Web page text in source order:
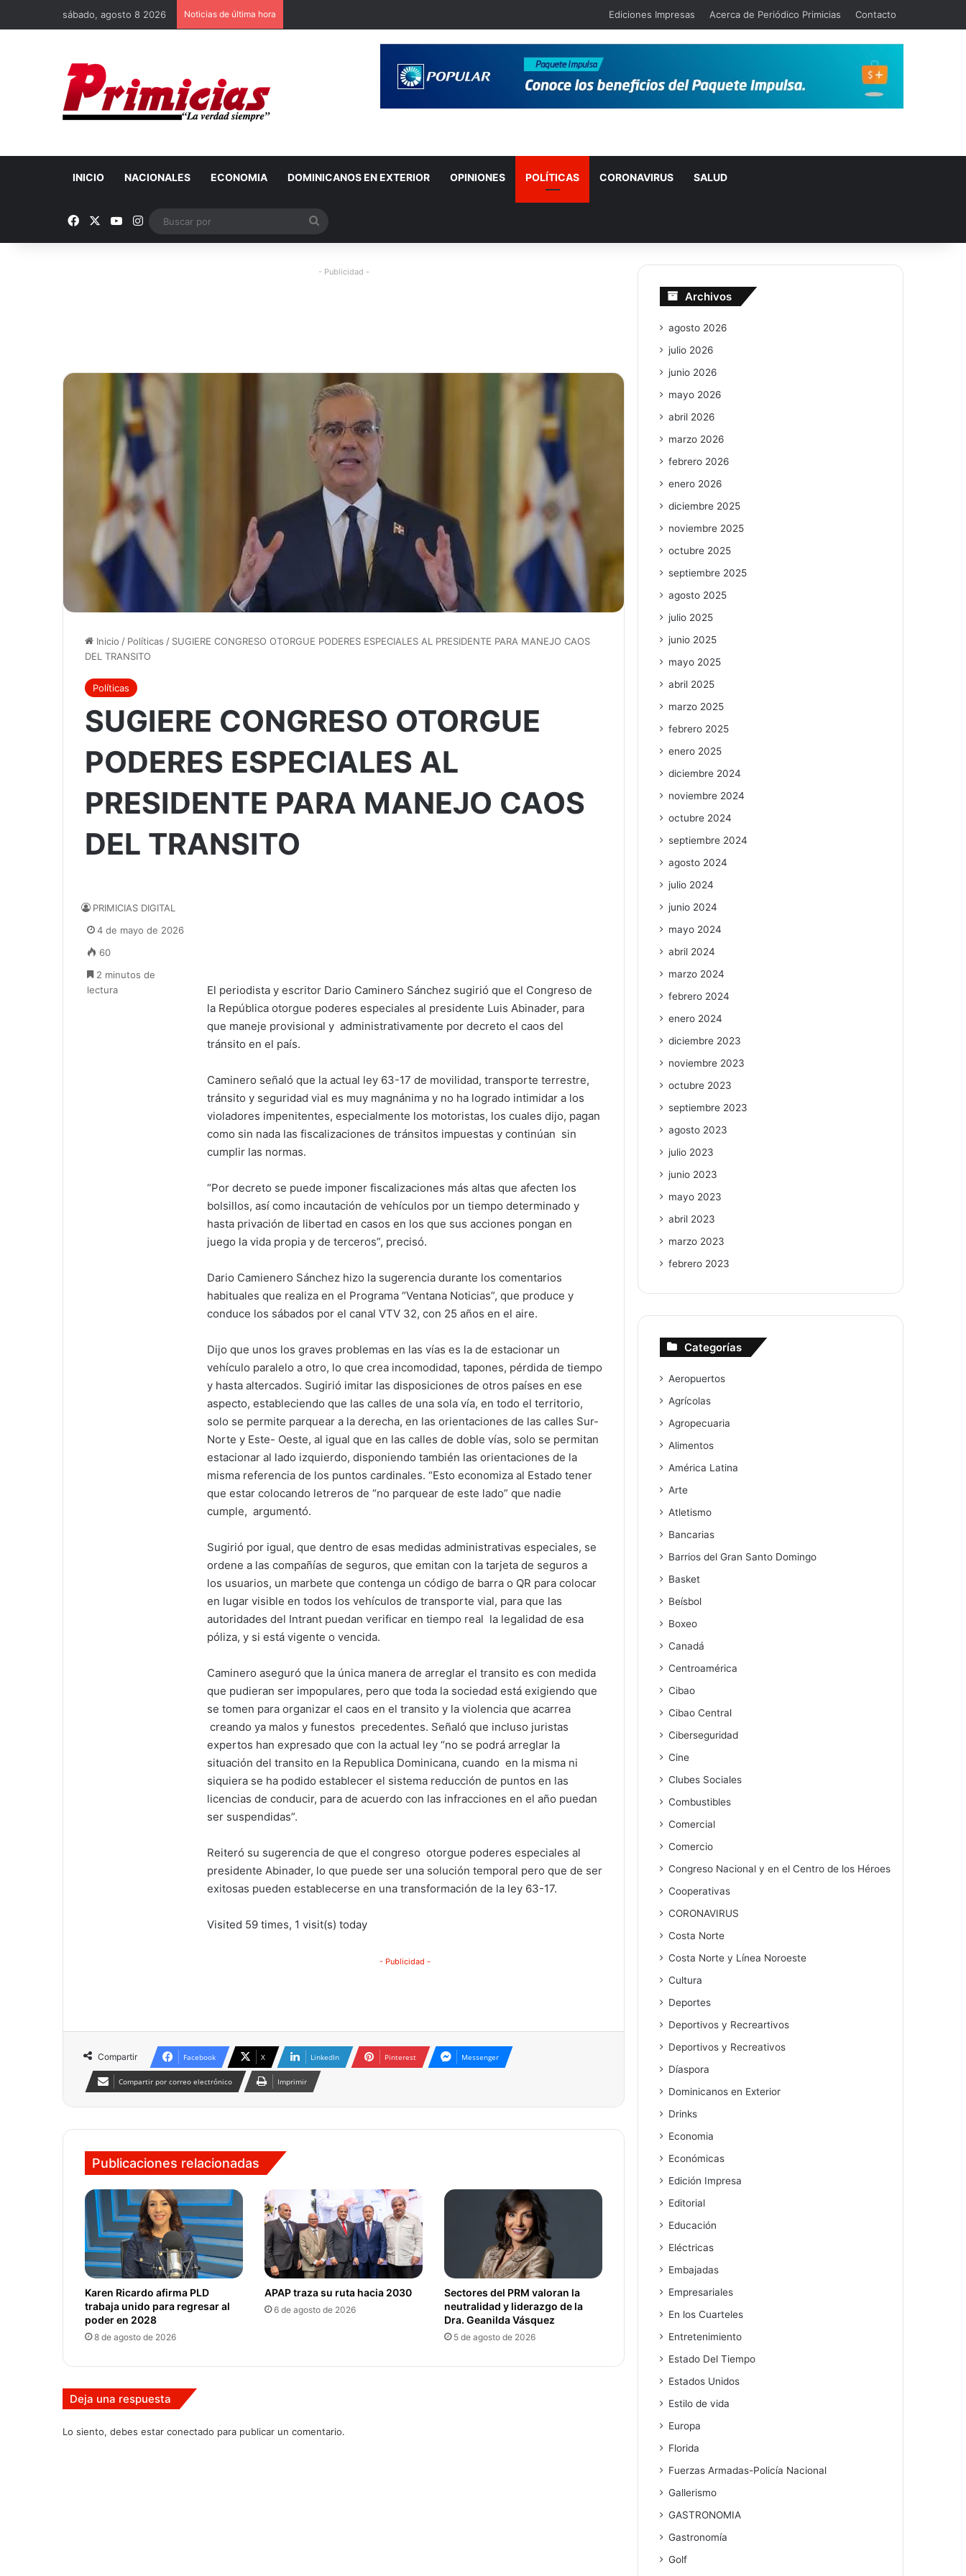
sábado, agosto 8 2026 Noticias de última hora Ediciones Impresas Acerca de Periódico Primicias Contacto
INICIO NACIONALES ECONOMIA DOMINICANOS EN EXTERIOR OPINIONES POLÍTICAS CORONAVIRUS SALUD
FacebookYouTube
Instagram
por
- Publicidad -
Inicio / Políticas / SUGIERE CONGRESO OTORGUE PODERES ESPECIALES AL PRESIDENTE PARA MANEJO CAOS
DEL TRANSITO
Políticas
SUGIERE CONGRESO OTORGUE
PODERES ESPECIALES AL
PRESIDENTE PARA MANEJO CAOS
DEL TRANSITO
El periodista y escritor Dario Caminero Sánchez sugirió que el Congreso de
la República otorgue poderes especiales al presidente Luis Abinader, para
que maneje provisional y administrativamente por decreto el caos del
tránsito en el país.
Caminero señaló que la actual ley 63-17 de movilidad, transporte terrestre,
tránsito y seguridad vial es muy magnánima y no ha logrado intimidar a los
violadores impenitentes, especialmente los motoristas, los cuales dijo, pagan
como sin nada las fiscalizaciones de tránsitos impuestas y continúan sin
cumplir las normas.
“Por decreto se puede imponer fiscalizaciones más altas que afecten los
bolsillos, así como incautación de vehículos por un tiempo determinado y
hasta privación de libertad en casos en los que sus acciones pongan en
juego la vida propia y de terceros”, precisó.
Dario Camienero Sánchez hizo la sugerencia durante los comentarios
habituales que realiza en el Programa “Ventana Noticias”, que produce y
conduce los sábados por el canal VTV 32, con 25 años en el aire.
Dijo que unos los graves problemas en las vías es la de estacionar un
vehículo paralelo a otro, lo que crea incomodidad, tapones, pérdida de tiempo
y hasta altercados. Sugirió imitar las disposiciones de otros países en ese
aspecto, estableciendo que las calles de una sola vía, en todo el territorio,
solo se permite parquear a la derecha, en las orientaciones de las calles Sur-
Norte y Este- Oeste, al igual que en las calles de doble vías, solo se permitan
estacionar al lado izquierdo, disponiendo también las orientaciones de la
misma referencia de los puntos cardinales. “Esto economiza al Estado tener
que estar colocando letreros de “no parquear de este lado” que nadie
cumple, argumentó.
Sugirió por igual, que dentro de esas medidas administrativas especiales, se
ordene a las compañías de seguros, que emitan con la tarjeta de seguros a
los usuarios, un marbete que contenga un código de barra o QR para colocar
en lugar visible en todos los vehículos de transporte vial, para que las
autoridades del Intrant puedan verificar en tiempo real la legalidad de esa
póliza, y si está vigente o vencida.
Caminero aseguró que la única manera de arreglar el transito es con medida
que pudieran ser impopulares, pero que toda la sociedad está exigiendo que
se tomen para organizar el caos en el transito y la violencia que acarrea
creando ya malos y funestos precedentes. Señaló que incluso juristas
expertos han expresado que con la actual ley “no se podrá arreglar la
situación del transito en la Republica Dominicana, cuando en la misma ni
siquiera se ha podido establecer el sistema reducción de puntos en las
licencias de conducir, para de acuerdo con las infracciones en el año puedan
ser suspendidas”.
Reiteró su sugerencia de que el congreso otorgue poderes especiales al
presidente Abinader, lo que puede ser una solución temporal pero que de ser
exitosas pueden establecerse en una transformación de la ley 63-17.
Visited 59 times, 1 visit(s) today
- Publicidad -
PRIMICIAS DIGITAL
4 de mayo de 2026
60
2 minutos de
lectura
Compartir Facebook X LinkedIn Pinterest Messenger
Compartir por correo electrónico Imprimir
Publicaciones relacionadas
Karen Ricardo afirma PLD
trabaja unido para regresar al
poder en 2028
8 de agosto de 2026
APAP traza su ruta hacia 2030
6 de agosto de 2026
Sectores del PRM valoran la
neutralidad y liderazgo de la
Dra. Geanilda Vásquez
5 de agosto de 2026
Deja una respuesta
Lo siento, debes estar conectado para publicar un comentario.
Archivos
agosto 2026
julio 2026
junio 2026
mayo 2026
abril 2026
marzo 2026
febrero 2026
enero 2026
diciembre 2025
noviembre 2025
octubre 2025
septiembre 2025
agosto 2025
julio 2025
junio 2025
mayo 2025
abril 2025
marzo 2025
febrero 2025
enero 2025
diciembre 2024
noviembre 2024
octubre 2024
septiembre 2024
agosto 2024
julio 2024
junio 2024
mayo 2024
abril 2024
marzo 2024
febrero 2024
enero 2024
diciembre 2023
noviembre 2023
octubre 2023
septiembre 2023
agosto 2023
julio 2023
junio 2023
mayo 2023
abril 2023
marzo 2023
febrero 2023
Categorías
Aeropuertos
Agrícolas
Agropecuaria
Alimentos
América Latina
Arte
Atletismo
Bancarias
Barrios del Gran Santo Domingo
Basket
Beísbol
Boxeo
Canadá
Centroamérica
Cibao
Cibao Central
Ciberseguridad
Cine
Clubes Sociales
Combustibles
Comercial
Comercio
Congreso Nacional y en el Centro de los Héroes
Cooperativas
CORONAVIRUS
Costa Norte
Costa Norte y Línea Noroeste
Cultura
Deportes
Deportivos y Recreartivos
Deportivos y Recreativos
Díaspora
Dominicanos en Exterior
Drinks
Economia
Económicas
Edición Impresa
Editorial
Educación
Eléctricas
Embajadas
Empresariales
En los Cuarteles
Entretenimiento
Estado Del Tiempo
Estados Unidos
Estilo de vida
Europa
Florida
Fuerzas Armadas-Policía Nacional
Gallerismo
GASTRONOMIA
Gastronomía
Golf